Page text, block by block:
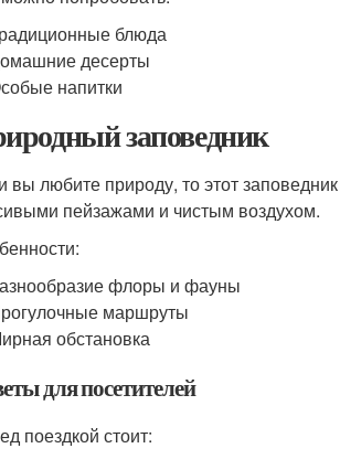
блюда
десерты
напитки
заповедник
вы любите природу, то этот
пейзажами и чистым воздухом.
флоры и фауны
маршруты
обстановка
для посетителей
поездкой стоит: